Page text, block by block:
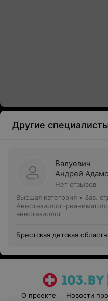
Другие
Валуевич
Андрей
Нет отзывов
Высшая категория • Зав.
Анестезиолог-
анестезиолог
Брестская детская
О проекте Новости